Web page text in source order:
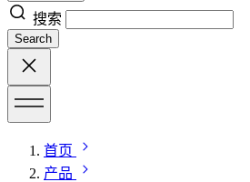
搜索
Search
首页
产品